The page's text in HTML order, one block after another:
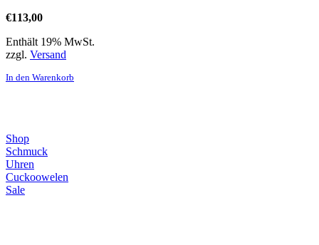
€113,00
Enthält 19% MwSt.
zzgl. Versand
In den Warenkorb
Shop
Schmuck
Uhren
Cuckoowelen
Sale